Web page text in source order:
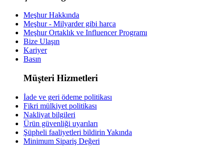
Meşhur Hakkında
Meşhur - Milyarder gibi harca
Meşhur Ortaklık ve Influencer Programı
Bize Ulaşın
Kariyer
Basın
Müşteri Hizmetleri
İade ve geri ödeme politikası
Fikri mülkiyet politikası
Nakliyat bilgileri
Ürün güvenliği uyarıları
Şüpheli faaliyetleri bildirin Yakında
Minimum Sipariş Değeri